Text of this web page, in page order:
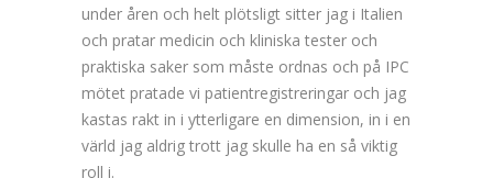
under åren och helt plötsligt sitter jag i Italien
och pratar medicin och kliniska tester och
praktiska saker som måste ordnas och på IPC
mötet pratade vi patientregistreringar och jag
kastas rakt in i ytterligare en dimension, in i en
värld jag aldrig trott jag skulle ha en så viktig
roll i.